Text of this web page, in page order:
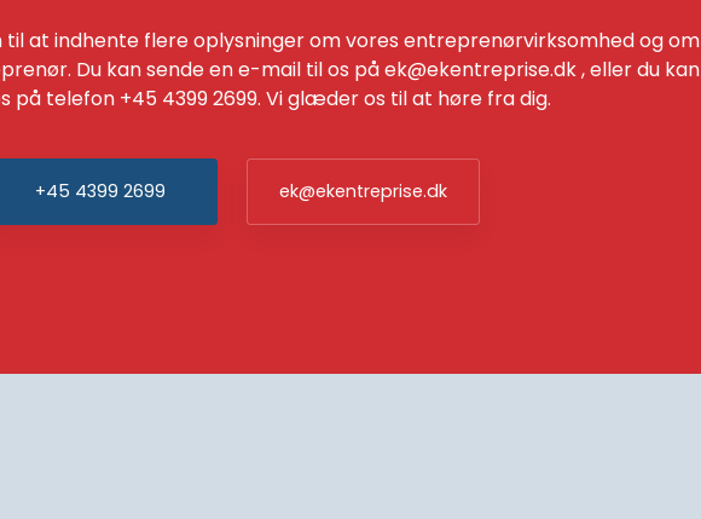
at indhente flere oplysninger om vores entreprenørvirksomhed og om
Du kan sende en e-mail til os påek@ekentreprise.dk, eller du kan
på telefon +45 4399 2699. Vi glæder os til at høre fra dig.
+45 4399 2699 ek@ekentreprise.dk